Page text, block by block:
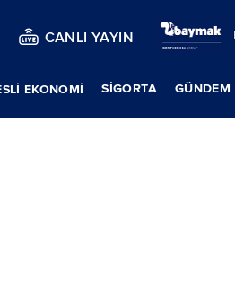
CANLI YAYIN
EKONOMİ SIGORTA GÜNDEM